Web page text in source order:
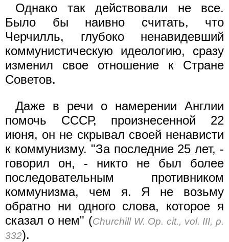
Однако так действовали не все.
Было бы наивно считать, что
Черчилль, глубоко ненавидевший
коммунистическую идеологию, сразу
изменил свое отношение к Стране
Советов.
Даже в речи о намерении Англии
помочь СССР, произнесенной 22
июня, он не скрывал своей ненависти
к коммунизму. "За последние 25 лет, -
говорил он, - никто не был более
последовательным противником
коммунизма, чем я. Я не возьму
обратно ни одного слова, которое я
сказал о нем" (Churchill W. Op. cit., vol. III, p.
332).